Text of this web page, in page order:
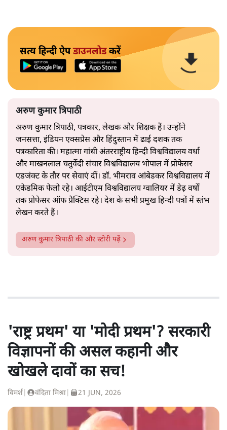
सत्य हिन्दी ऐपडाउनलोडकरें
अरुण कुमार त्रिपाठी
अरुण कुमार त्रिपाठी, पत्रकार, लेखक और शिक्षक हैं। उन्होंने
जनसत्ता, इंडियन एक्सप्रेस और हिंदुस्तान में ढाई दशक तक
पत्रकारिता की। महात्मा गांधी अंतरराष्ट्रीय हिन्दी विश्वविद्यालय वर्धा
और माखनलाल चतुर्वेदी संचार विश्वविद्यालय भोपाल में प्रोफेसर
एडजंक्ट के तौर पर सेवाएं दीं। डॉ. भीमराव आंबेडकर विश्वविद्यालय में
एकेडमिक फेलो रहे। आईटीएम विश्वविद्यालय ग्वालियर में डेढ़ वर्षों
तक प्रोफेसर ऑफ प्रैक्टिस रहे। देश के सभी प्रमुख हिन्दी पत्रों में स्तंभ
लेखन करते हैं।
अरुण कुमार त्रिपाठी की और स्टोरी पढ़ें
'राष्ट्र प्रथम' या 'मोदी प्रथम'? सरकारी
विज्ञापनों की असल कहानी और
खोखले दावों का सच!
विमर्श वंदिता मिश्रा 21 JUN, 2026